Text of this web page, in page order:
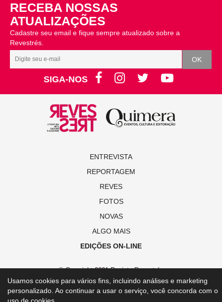
RECEBA NOSSAS
ATUALIZAÇÕES
Cadastre seu email e fique sempre atualizado sobre a
Revestrés.
SIGA-NOS
ENTREVISTA
REPORTAGEM
REVES
FOTOS
NOVAS
ALGO MAIS
EDIÇÕES ON-LINE
© Copyright 2021 Revista Revestrés
Usamos cookies para vários fins, incluindo análises e marketing
personalizado. Ao continuar a usar o serviço, você concorda com o